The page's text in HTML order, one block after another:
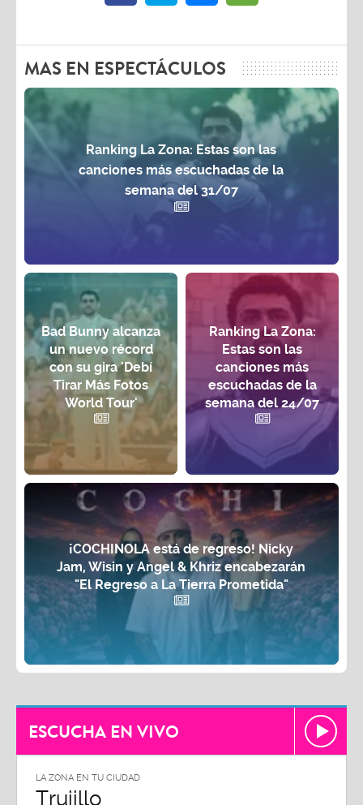
MAS EN ESPECTÁCULOS
Ranking La Zona: Estas son las
canciones más escuchadas de la
semana del 31/07
Bad Bunny alcanza
un nuevo récord
con su gira 'Debí
Tirar Más Fotos
World Tour'
Ranking La Zona:
Estas son las
canciones más
escuchadas de la
semana del 24/07
¡COCHINOLA está de regreso! Nicky
Jam, Wisin y Angel & Khriz encabezarán
"El Regreso a La Tierra Prometida"
ESCUCHA EN VIVO
CIUDAD